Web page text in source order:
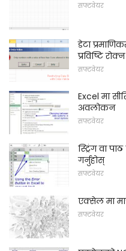
सफ्टवेयर
डेटा
प्रविष्टि रोक्न
सफ्टवेयर
Excel मा
अवलोकन
सफ्टवेयर
स्ट्रिंग वा
गर्नुहोस्
सफ्टवेयर
एक्सेल मा
सफ्टवेयर